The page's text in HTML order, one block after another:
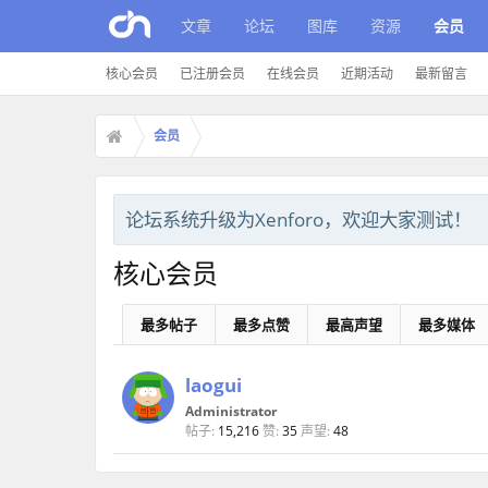
文章 论坛 图库 资源 会员
核心会员 已注册会员 在线会员 近期活动 最新留言
会员
论坛系统升级为Xenforo，欢迎大家测试！
核心会员
最多帖子 最多点赞 最高声望 最多媒体
laogui
Administrator
帖子: 15,216赞: 35 声望: 48